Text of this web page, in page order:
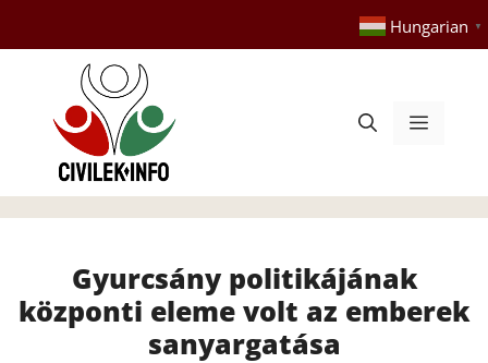
tartalomba
Hungarian ▼
Menü
Gyurcsány politikájának
központi eleme volt az emberek
sanyargatása